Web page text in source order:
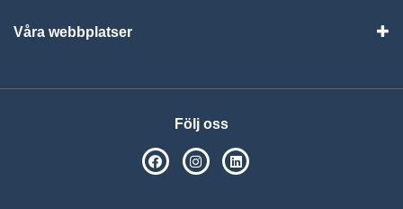
Våra webbplatser
Följ oss
SPSM på Facebook
SPSM på Instagram